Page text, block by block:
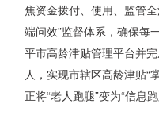
焦资金拨付、使用、监管
端问效”监督体系，确保每
平市高龄津贴管理平台并
人，实现市辖区高龄津贴“
正将“老人跑腿”变为“信息跑